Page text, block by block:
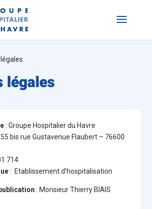
légales
: Groupe Hospitalier du Havre
55 bis rue Gustavenue Flaubert – 76600
714
: Etablissement d’hospitalisation
: Monsieur Thierry BIAIS